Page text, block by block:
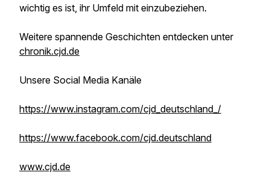
wichtig es ist, ihr Umfeld mit einzubeziehen.
Weitere spannende Geschichten entdecken unter
chronik.cjd.de
Unsere Social Media Kanäle
https://www.instagram.com/cjd_deutschland_/
https://www.facebook.com/cjd.deutschland
www.cjd.de